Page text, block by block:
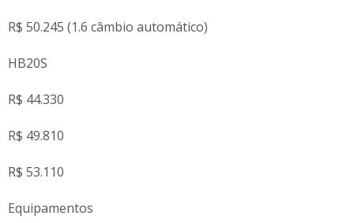
R$ 50.245 (1.6 câmbio automático)
HB20S
R$ 44.330
R$ 49.810
R$ 53.110
Equipamentos